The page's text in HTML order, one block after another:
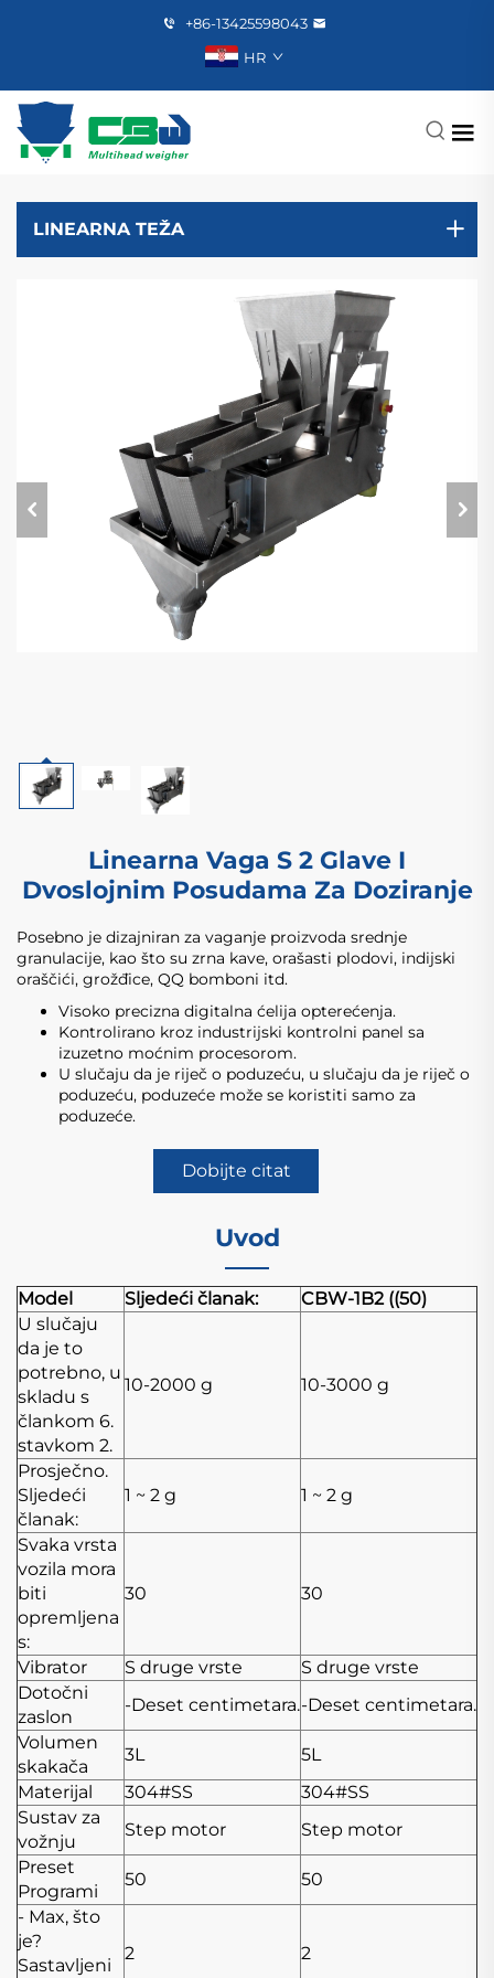
+86-13425598043
HR
LINEARNA TEŽA
Linearna Vaga S 2 Glave I
Dvoslojnim Posudama Za Doziranje
Posebno je dizajniran za vaganje proizvoda srednje
granulacije, kao što su zrna kave, orašasti plodovi, indijski
oraščići, grožđice, QQ bomboni itd.
Visoko precizna digitalna ćelija opterećenja.
Kontrolirano kroz industrijski kontrolni panel sa
izuzetno moćnim procesorom.
U slučaju da je riječ o poduzeću, u slučaju da je riječ o
poduzeću, poduzeće može se koristiti samo za
poduzeće.
Dobijte citat
Uvod
Model Sljedeći članak:
CBW-1B2 ((50)
U slučaju
da je to
potrebno, u
skladu s
člankom 6.
stavkom 2.
10-2000 g 10-3000 g
Prosječno.
Sljedeći
članak:
1 ~ 2 g 1 ~ 2 g
Svaka vrsta
vozila mora
biti
opremljena
s:
30 30
Vibrator S druge vrste
S druge vrste
Dotočni
zaslon
-Deset centimetara.-Deset centimetara.
Volumen
skakača
3L
5L
Materijal
304#SS
304#SS
Sustav za
vožnju
Step motor
Step motor
Preset
Programi
50
50
- Max, što
je?
Sastavljeni
2 2